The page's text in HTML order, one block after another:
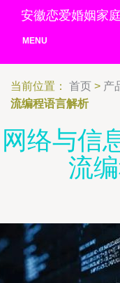
安徽恋爱婚姻家
MENU
当前位置： 首页 > 产
流编程语言解析
网络与信
流